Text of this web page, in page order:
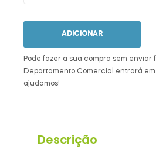
ADICIONAR
Pode fazer a sua compra sem enviar
Departamento Comercial entrará
ajudamos!
Descrição